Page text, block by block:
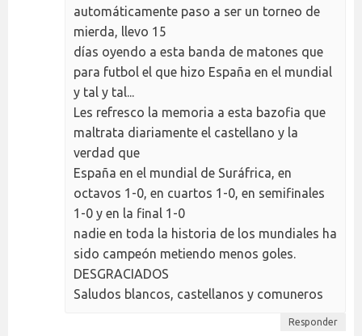
automáticamente paso a ser un torneo de
mierda, llevo 15
días oyendo a esta banda de matones que
para futbol el que hizo España en el mundial
y tal y tal...
Les refresco la memoria a esta bazofia que
maltrata diariamente el castellano y la
verdad que
España en el mundial de Suráfrica, en
octavos 1-0, en cuartos 1-0, en semifinales
1-0 y en la final 1-0
nadie en toda la historia de los mundiales ha
sido campeón metiendo menos goles.
DESGRACIADOS
Saludos blancos, castellanos y comuneros
Responder